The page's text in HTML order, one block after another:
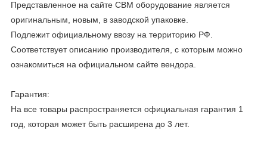
Представленное на сайте CBM оборудование является
оригинальным, новым, в заводской упаковке.
Подлежит официальному ввозу на территорию РФ.
Соответствует описанию производителя, с которым можно
ознакомиться на официальном сайте вендора.
Гарантия:
На все товары распространяется официальная гарантия 1
год, которая может быть расширена до 3 лет.